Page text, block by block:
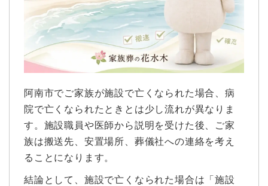
阿南市でご家族が施設で亡くなられた場合、病
院で亡くなられたときとは少し流れが異なりま
す。施設職員や医師から説明を受けた後、ご家
族は搬送先、安置場所、葬儀社への連絡を考え
ることになります。
結論として、施設で亡くなられた場合は「施設